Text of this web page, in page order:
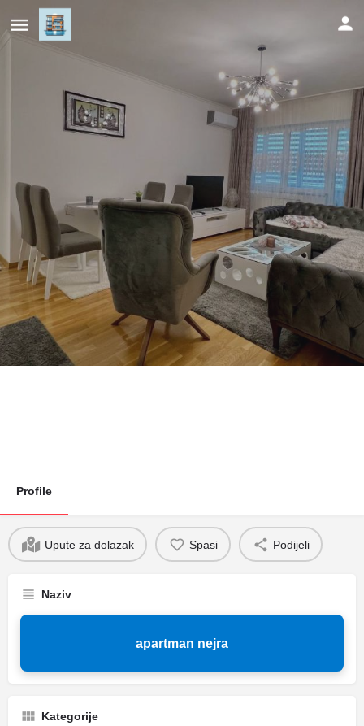
apartman nejra
Profile
Upute za dolazak Spasi Podijeli
Naziv
apartman nejra
Kategorije